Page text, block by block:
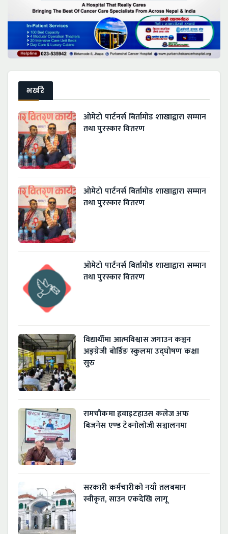
भर्खरै
ओमेटो पार्टनर्स बिर्तामोड शाखाद्वारा सम्मान
तथा पुरस्कार वितरण
ओमेटो पार्टनर्स बिर्तामोड शाखाद्वारा सम्मान
तथा पुरस्कार वितरण
ओमेटो पार्टनर्स बिर्तामोड शाखाद्वारा सम्मान
तथा पुरस्कार वितरण
विद्यार्थीमा आत्मविश्वास जगाउन कञ्चन
अङ्ग्रेजी बोर्डिङ स्कुलमा उद्घोषण कक्षा
सुरु
रामचौकमा हृवाइटहाउस कलेज अफ
बिजनेस एण्ड टेक्नोलोजी सञ्चालनमा
सरकारी कर्मचारीको नयाँ तलबमान
स्वीकृत, साउन एकदेखि लागू